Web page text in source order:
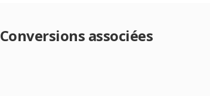
Conversions associées